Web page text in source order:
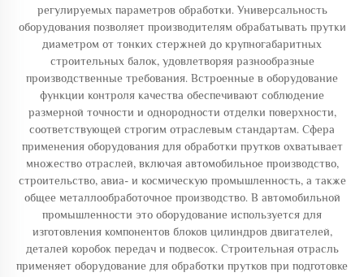
регулируемых параметров обработки. Универсальность
оборудования позволяет производителям обрабатывать прутки
диаметром от тонких стержней до крупногабаритных
строительных балок, удовлетворяя разнообразные
производственные требования. Встроенные в оборудование
функции контроля качества обеспечивают соблюдение
размерной точности и однородности отделки поверхности,
соответствующей строгим отраслевым стандартам. Сфера
применения оборудования для обработки прутков охватывает
множество отраслей, включая автомобильное производство,
строительство, авиа- и космическую промышленность, а также
общее металлообработочное производство. В автомобильной
промышленности это оборудование используется для
изготовления компонентов блоков цилиндров двигателей,
деталей коробок передач и подвесок. Строительная отрасль
применяет оборудование для обработки прутков при подготовке